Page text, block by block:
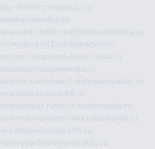
4-kuhnyanazakaz.ru
medsprawo4ka.ru
fabrikayfabrikaefabrika.ru
moskva-113.rubiletnadom.ru
brazzers-hd.ruz-host.ru
naperekate.ru
kitubeu-2-kuhnyanazakaz.ru
cs-68.ru
mir-tk.ruvlknrussia.ru
map.ruvideo-seks.rubankaribi.ru
zamkov-moskva113.ru
tovudyi4kuhnyanazakaz.ru